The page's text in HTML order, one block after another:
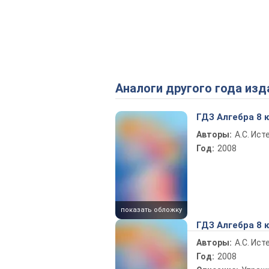
Аналоги другого года
показать обложку
ГДЗ Алгебра 8
Авторы: А.С.
Год: 2008
ГДЗ Алгебра 8
Авторы: А.С.
Год: 2008